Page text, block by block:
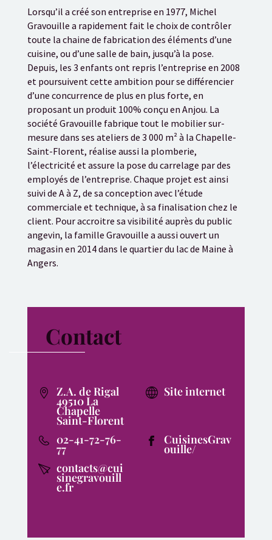
Lorsqu’il a créé son entreprise en 1977, Michel
Gravouille a rapidement fait le choix de contrôler
toute la chaine de fabrication des éléments d’une
cuisine, ou d’une salle de bain, jusqu’à la pose.
Depuis, les 3 enfants ont repris l’entreprise en 2008
et poursuivent cette ambition pour se différencier
d’une concurrence de plus en plus forte, en
proposant un produit 100% conçu en Anjou. La
société Gravouille fabrique tout le mobilier sur-
mesure dans ses ateliers de 3 000 m² à la Chapelle-
Saint-Florent, réalise aussi la plomberie,
l’électricité et assure la pose du carrelage par des
employés de l’entreprise. Chaque projet est ainsi
suivi de A à Z, de sa conception avec l’étude
commerciale et technique, à sa finalisation chez le
client. Pour accroitre sa visibilité auprès du public
angevin, la famille Gravouille a aussi ouvert un
magasin en 2014 dans le quartier du lac de Maine à
Angers.
Contact
Z.A. de Rigal
49510 La
Chapelle
Saint-Florent
Site internet
02-41-72-76-
77
CuisinesGrav
ouille/
contacts@cui
sinegravouill
e.fr